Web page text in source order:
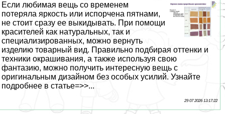
Если любимая вещь со временем
потеряла яркость или испорчена пятнами,
не стоит сразу ее выкидывать. При помощи
красителей как натуральных, так и
специализированных, можно вернуть
изделию товарный вид. Правильно подбирая оттенки и
техники окрашивания, а также используя свою
фантазию, можно получить интересную вещь с
оригинальным дизайном без особых усилий. Узнайте
подробнее в статье=>>...
29 07 2026 13:17:22